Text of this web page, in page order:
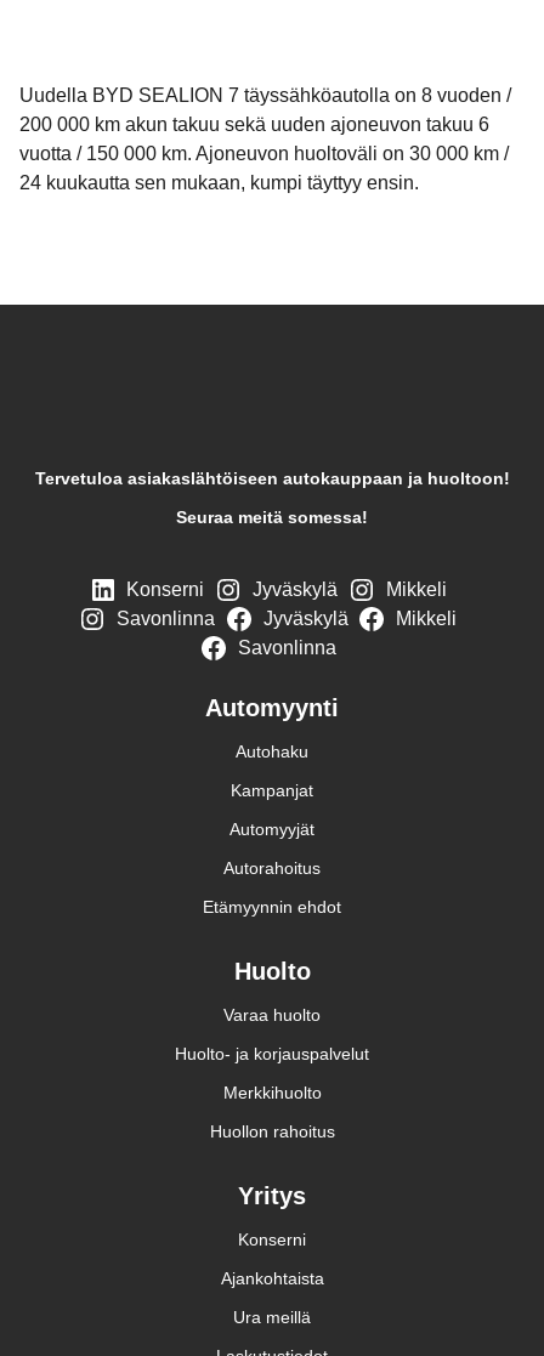
Uudella BYD SEALION 7 täyssähköautolla on 8 vuoden /
200 000 km akun takuu sekä uuden ajoneuvon takuu 6
vuotta / 150 000 km. Ajoneuvon huoltoväli on 30 000 km /
24 kuukautta sen mukaan, kumpi täyttyy ensin.
Tervetuloa asiakaslähtöiseen autokauppaan ja huoltoon!
Seuraa meitä somessa!
Konserni Jyväskylä
Mikkeli
Savonlinna
Jyväskylä
Mikkeli
Savonlinna
Automyynti
Autohaku
Kampanjat
Automyyjät
Autorahoitus
Etämyynnin ehdot
Huolto
Varaa huolto
Huolto- ja korjauspalvelut
Merkkihuolto
Huollon rahoitus
Yritys
Konserni
Ajankohtaista
Ura meillä